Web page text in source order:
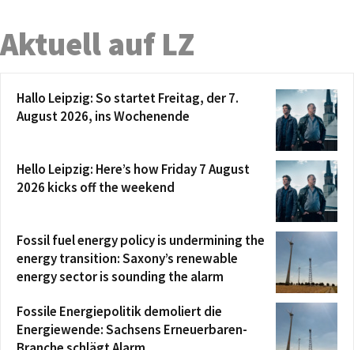
Aktuell auf LZ
Hallo Leipzig: So startet Freitag, der 7.
August 2026, ins Wochenende
Hello Leipzig: Here’s how Friday 7 August
2026 kicks off the weekend
Fossil fuel energy policy is undermining the
energy transition: Saxony’s renewable
energy sector is sounding the alarm
Fossile Energiepolitik demoliert die
Energiewende: Sachsens Erneuerbaren-